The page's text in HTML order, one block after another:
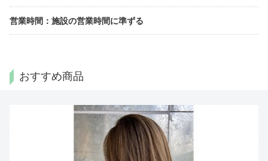
営業時間 ： 施設の営業時間に準ずる
おすすめ商品